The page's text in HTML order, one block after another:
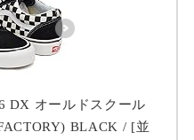
DX オールドスクール
BLACK / [並